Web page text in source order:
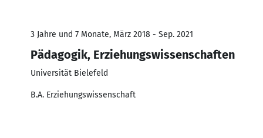
3 Jahre und 7 Monate, März 2018 - Sep. 2021
Pädagogik, Erziehungswissenschaften
Universität Bielefeld
B.A. Erziehungswissenschaft